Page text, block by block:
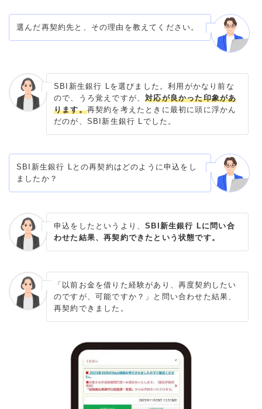
選んだ再契約先と、その理由を教えてください。
SBI新生銀行 Lを選びました。利用がかなり前な
ので、うろ覚えですが、対応が良かった印象があ
ります。再契約を考えたときに最初に頭に浮かん
だのが、SBI新生銀行 Lでした。
SBI新生銀行 Lとの再契約はどのように申込をし
ましたか？
申込をしたというより、SBI新生銀行 Lに問い合
わせた結果、再契約できたという状態です。
「以前お金を借りた経験があり、再度契約したい
のですが、可能ですか？」と問い合わせた結果、
再契約できました。